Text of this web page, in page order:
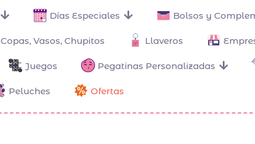
Días Especiales Bolsos y
Copas, Vasos, Chupitos Llaveros
Juegos Pegatinas Personalizadas
Peluches Ofertas